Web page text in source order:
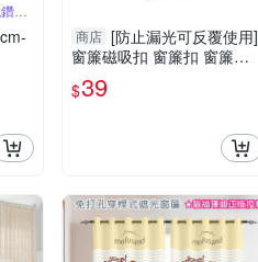
孔
商店 [防止漏光可反覆使用]
窗簾磁吸扣 窗簾扣 窗簾固
定扣
$39